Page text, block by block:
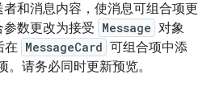
和消息内容，使消息可组合项更
数更改为接受 Message 对象
在 MessageCard 可组合项中添
。请务必同时更新预览。